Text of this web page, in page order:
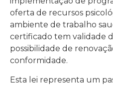
oferta de recursos
ambiente de trabalho
certificado tem validade
possibilidade de
conformidade.
Esta lei representa um